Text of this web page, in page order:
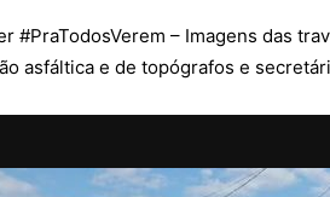
#PraTodosVerem – Imagens das
asfáltica e de topógrafos e